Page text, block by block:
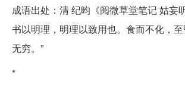
成语出处：清 纪昀《阅微草堂笔记 姑妄
书以明理，明理以致用也。食而不化，
无穷。”
*